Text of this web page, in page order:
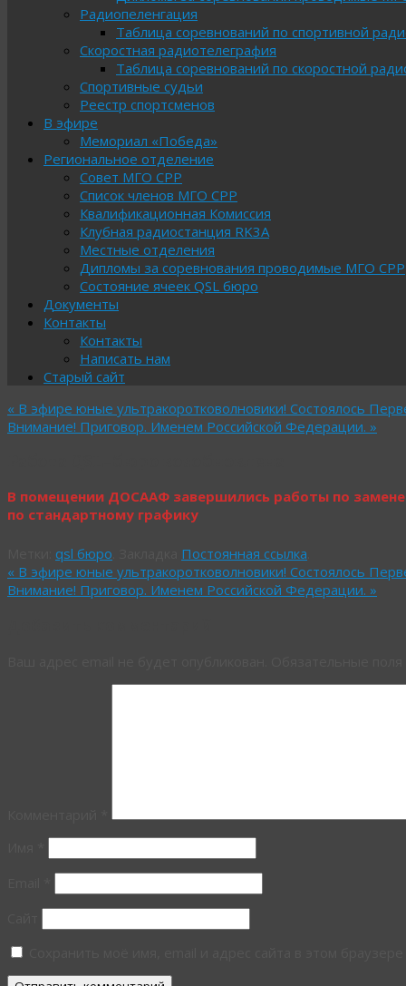
Радиопеленгация
Таблица соревнований по спортивной
Скоростная радиотелеграфия
Таблица соревнований по скоростной
Спортивные судьи
Реестр спортсменов
В эфире
Мемориал «Победа»
Региональное отделение
Совет МГО СРР
Список членов МГО СРР
Квалификационная Комиссия
Клубная радиостанция RK3A
Местные отделения
Дипломы за соревнования проводимые МГО СРР
Состояние ячеек QSL бюро
Документы
Контакты
Контакты
Написать нам
Старый сайт
« В эфире юные ультракоротковолновики! Состоялось
Внимание! Приговор. Именем Российской Федерации. »
В помещении ДОСААФ завершились работы по
по стандартному графику
qsl бюро Постоянная ссылка
« В эфире юные ультракоротковолновики! Состоялось
Внимание! Приговор. Именем Российской Федерации. »